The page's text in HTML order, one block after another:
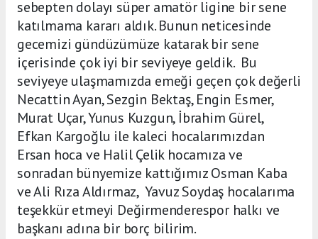
sebepten dolayı süper amatör ligine bir sene
katılmama kararı aldık. Bunun neticesinde
gecemizi gündüzümüze katarak bir sene
içerisinde çok iyi bir seviyeye geldik. Bu
seviyeye ulaşmamızda emeği geçen çok değerli
Necattin Ayan, Sezgin Bektaş, Engin Esmer,
Murat Uçar, Yunus Kuzgun, İbrahim Gürel,
Efkan Kargoğlu ile kaleci hocalarımızdan
Ersan hoca ve Halil Çelik hocamıza ve
sonradan bünyemize kattığımız Osman Kaba
ve Ali Rıza Aldırmaz, Yavuz Soydaş hocalarıma
teşekkür etmeyi Değirmenderespor halkı ve
başkanı adına bir borç bilirim.